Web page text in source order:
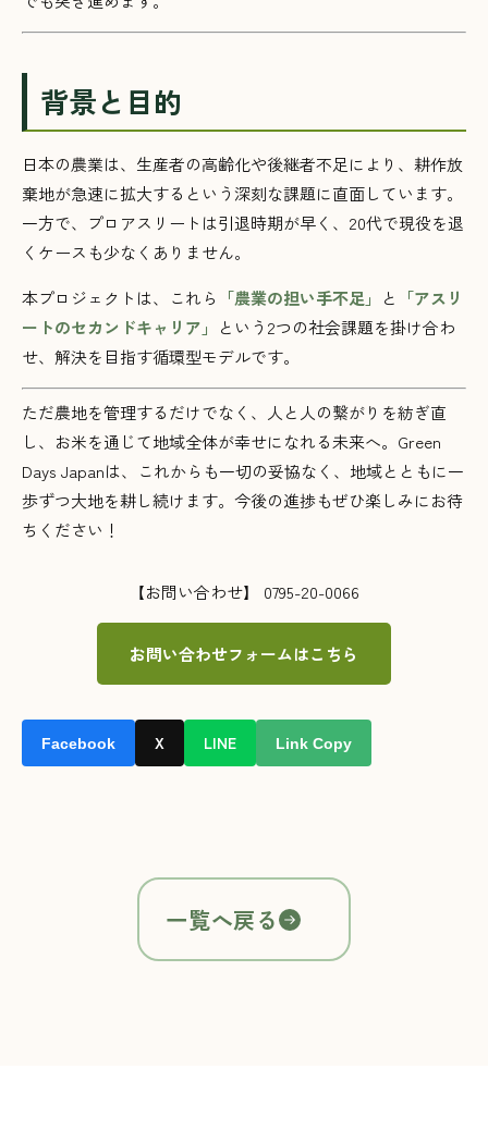
背景と目的
日本の農業は、生産者の高齢化や後継者不足により、耕作放
棄地が急速に拡大するという深刻な課題に直面しています。
一方で、プロアスリートは引退時期が早く、20代で現役を退
くケースも少なくありません。
本プロジェクトは、これら
「農業の担い手不足」 と
「アスリ
ートのセカンドキャリア」
という2つの社会課題を掛け合わ
せ、解決を目指す循環型モデルです。
ただ農地を管理するだけでなく、人と人の繋がりを紡ぎ直
し、お米を通じて地域全体が幸せになれる未来へ。Green
Days Japanは、これからも一切の妥協なく、地域とともに一
歩ずつ大地を耕し続けます。今後の進捗もぜひ楽しみにお待
ちください！
【お問い合わせ】 0795-20-0066
お問い合わせフォームはこちら
Facebook X LINE Link Copy
一覧へ戻る